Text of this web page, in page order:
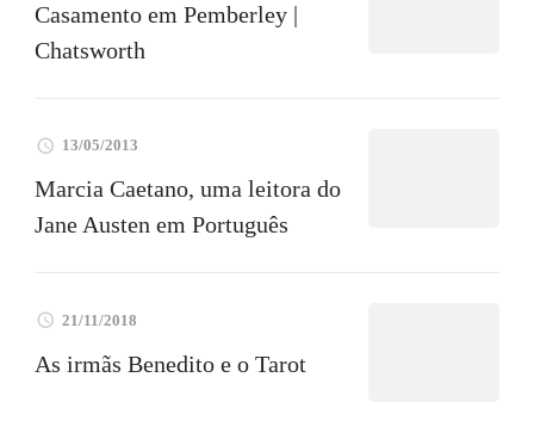
Casamento em Pemberley |
Chatsworth
13/05/2013
Marcia Caetano, uma leitora do
Jane Austen em Português
21/11/2018
As irmãs Benedito e o Tarot